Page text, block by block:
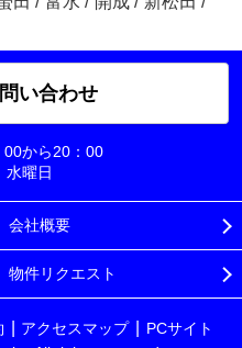
い合わせ
00から20：00
水曜日
会社概要
物件リクエスト
アクセスマップ
PCサイト